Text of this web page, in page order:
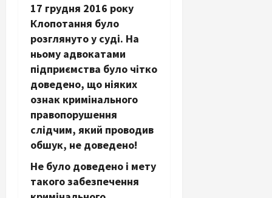
17 грудня 2016 року
Клопотання було
розглянуто у суді. На
ньому адвокатами
підприємства було чітко
доведено, що ніяких
ознак кримінального
правопорушення
слідчим, який проводив
обшук, не доведено!
Не було доведено і мету
такого забезпечення